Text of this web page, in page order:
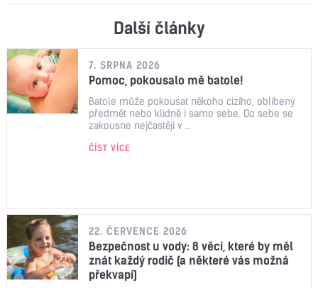
Další články
7. SRPNA 2026
Pomoc, pokousalo mě batole!
Batole může pokousat někoho cizího, oblíbený
předmět nebo klidně i samo sebe. Do sebe se
zakousne nejčastěji v ...
ČÍST VÍCE
22. ČERVENCE 2026
Bezpečnost u vody: 8 věcí, které by měl
znát každý rodič (a některé vás možná
překvapí)